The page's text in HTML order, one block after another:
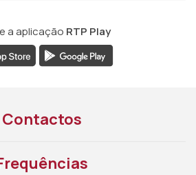
a aplicação RTP Play
Contactos